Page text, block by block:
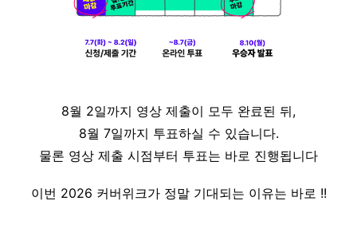
8월 2일까지 영상 제출이 모두 완료된 뒤,
8월 7일까지 투표하실 수 있습니다.
물론 영상 제출 시점부터 투표는 바로 진행됩니다
이번 2026 커버위크가 정말 기대되는 이유는 바로 !!